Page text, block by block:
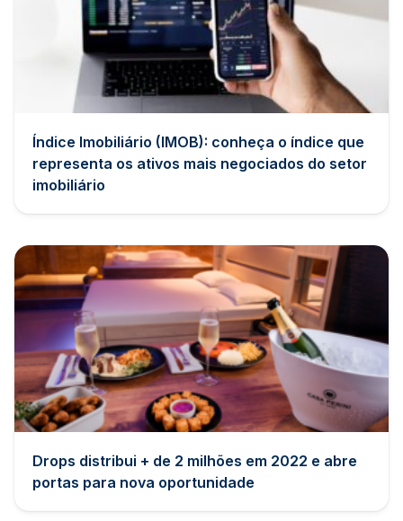
Índice Imobiliário (IMOB): conheça o índice que
representa os ativos mais negociados do setor
imobiliário
Drops distribui + de 2 milhões em 2022 e abre
portas para nova oportunidade